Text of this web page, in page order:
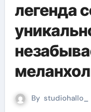
легенда
By studiohallo_